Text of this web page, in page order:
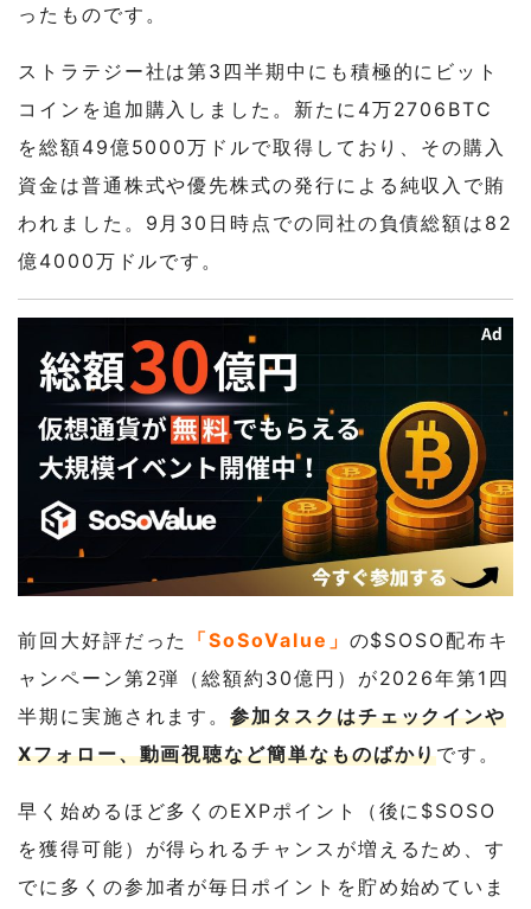
ったものです。
ストラテジー社は第3四半期中にも積極的にビット
コインを追加購入しました。新たに4万2706BTC
を総額49億5000万ドルで取得しており、その購入
資金は普通株式や優先株式の発行による純収入で賄
われました。9月30日時点での同社の負債総額は82
億4000万ドルです。
前回大好評だった 「SoSoValue」 の$SOSO配布キ
ャンペーン第2弾（総額約30億円）が2026年第1四
半期に実施されます。参加タスクはチェックインや
Xフォロー、動画視聴など簡単なものばかりです。
早く始めるほど多くのEXPポイント（後に$SOSO
を獲得可能）が得られるチャンスが増えるため、す
でに多くの参加者が毎日ポイントを貯め始めていま